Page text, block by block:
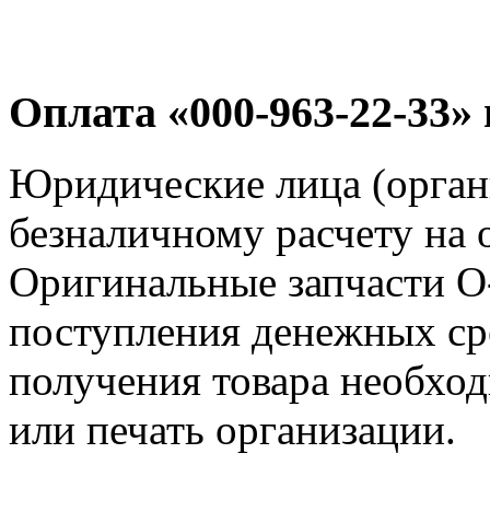
Оплата «000-963-22-
Юридические лица
безналичному расчету на
Оригинальные запчасти
поступления денежных
получения товара
или печать организации.